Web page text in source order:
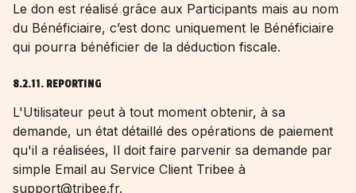
Le don est réalisé grâce aux Participants mais au nom
du Bénéficiaire, c’est donc uniquement le Bénéficiaire
qui pourra bénéficier de la déduction fiscale.
8.2.11. REPORTING
L'Utilisateur peut à tout moment obtenir, à sa
demande, un état détaillé des opérations de paiement
qu'il a réalisées, Il doit faire parvenir sa demande par
simple Email au Service Client Tribee à
support@tribee.fr.